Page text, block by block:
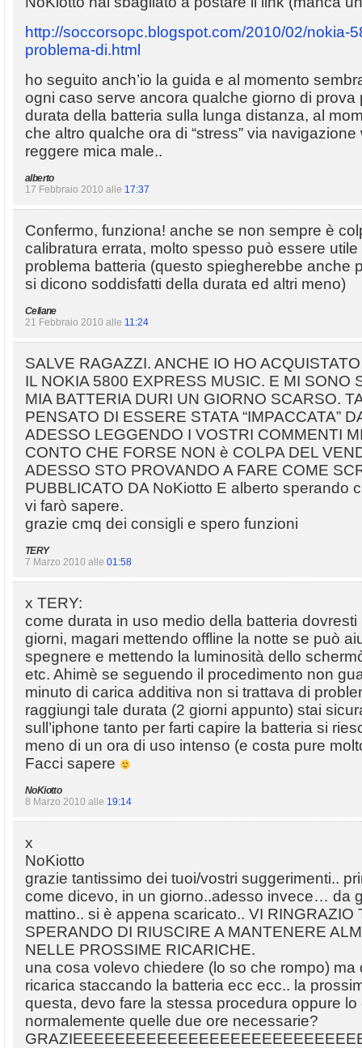
http://soccorsopc.blogspot.com/2010/02/nokia-
problema-di.html
ho seguito anch’io la guida e al momento
ogni caso serve ancora qualche giorno di prova
durata della batteria sulla lunga distanza, al
che altro qualche ora di “stress” via
reggere mica male..
alberto
17 Febbraio 2010 alle 17:37
Confermo, funziona! anche se non sempre è
calibratura errata, molto spesso può essere
problema batteria (questo spiegherebbe anche
si dicono soddisfatti della durata ed altri meno)
Celiane
21 Febbraio 2010 alle 11:24
SALVE RAGAZZI. ANCHE IO HO
IL NOKIA 5800 EXPRESS MUSIC. E MI SONO
MIA BATTERIA DURI UN GIORNO SCARSO.
PENSATO DI ESSERE STATA “IMPACCATA”
ADESSO LEGGENDO I VOSTRI COMMENTI
CONTO CHE FORSE NON è COLPA DEL
ADESSO STO PROVANDO A FARE COME
PUBBLICATO DA NoKiotto E alberto sperando
vi farò sapere.
grazie cmq dei consigli e spero funzioni
TERY
7 Marzo 2010 alle 01:58
x TERY:
come durata in uso medio della batteria
giorni, magari mettendo offline la notte se può
spegnere e mettendo la luminosità dello
etc. Ahimè se seguendo il procedimento non
minuto di carica additiva non si trattava di
raggiungi tale durata (2 giorni appunto) stai
sull’iphone tanto per farti capire la batteria si
meno di un ora di uso intenso (e costa pure
Facci sapere
NoKiotto
8 Marzo 2010 alle 19:14
x
NoKiotto
grazie tantissimo dei tuoi/vostri suggerimenti..
come dicevo, in un giorno..adesso invece… da
mattino.. si è appena scaricato.. VI RINGRAZIO
SPERANDO DI RIUSCIRE A MANTENERE
NELLE PROSSIME RICARICHE.
una cosa volevo chiedere (lo so che rompo) ma
ricarica staccando la batteria ecc ecc.. la
questa, devo fare la stessa procedura oppure lo
normalemente quelle due ore necessarie?